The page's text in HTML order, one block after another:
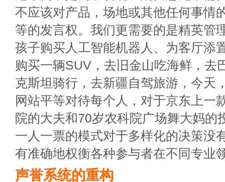
不应该对产品，场地或其他任何事情
等的发言权。我们更需要的是精英管
孩子购买人工智能机器人、为客厅添
购买一辆SUV，去旧金山吃海鲜，去
克斯坦骑行，去新疆自驾旅游，今天
网站平等对待每个人，对于京东上一
院的大夫和70岁农科院广场舞大妈的
一人一票的模式对于多样化的决策没
有准确地权衡各种参与者在不同专业
声誉系统的重构